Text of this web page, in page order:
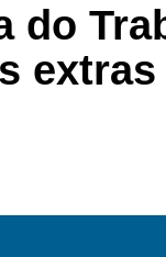
do